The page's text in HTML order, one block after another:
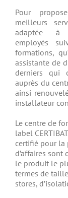
Pour
meilleurs
adaptée à
employés
formations,
assistante de
derniers qui
auprès du
ainsi
installateur
Le centre de
label
certifié pour la
d’affaires
le produit le
termes de
stores,